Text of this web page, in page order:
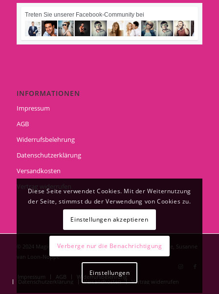
Treten Sie unserer Facebook-Community bei
INFORMATIONEN
Impressum
AGB
Widerrufsbelehrung
Datenschutzerklärung
Versandkosten
Vertrag widerrufen
© 2024 Magic of white Pearls Hundesalon & Grooming Service, Susanne
van Loon-Noppe
Impressum AGB Widerrufsbelehrung
Datenschutzerklärung Versandkosten Vertrag widerrufen
Diese Seite verwendet Cookies. Mit der Weiternutzung
der Seite, stimmst du der Verwendung von Cookies zu.
Einstellungen akzeptieren
Verberge nur die Benachrichtigung
Einstellungen